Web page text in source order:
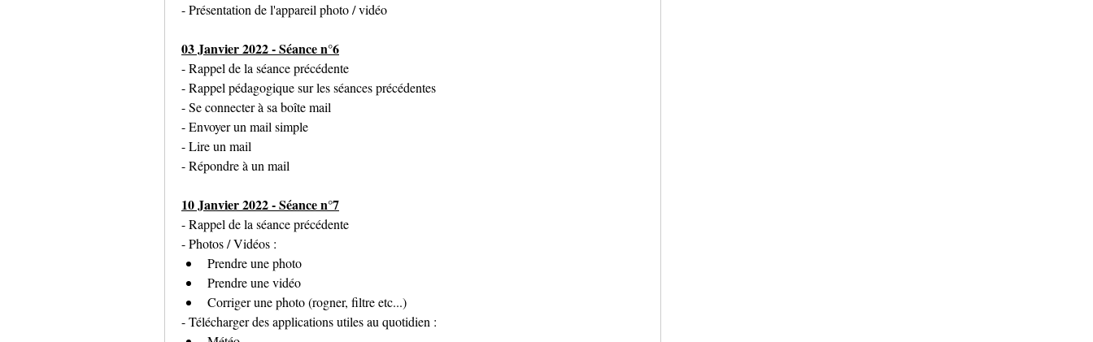
- Présentation de l'appareil photo / vidéo
03 Janvier 2022 - Séance n°6
- Rappel de la séance précédente
- Rappel pédagogique sur les séances précédentes
- Se connecter à sa boîte mail
- Envoyer un mail simple
- Lire un mail
- Répondre à un mail
10 Janvier 2022 - Séance n°7
- Rappel de la séance précédente
- Photos / Vidéos :
Prendre une photo
Prendre une vidéo
Corriger une photo (rogner, filtre etc...)
- Télécharger des applications utiles au quotidien :